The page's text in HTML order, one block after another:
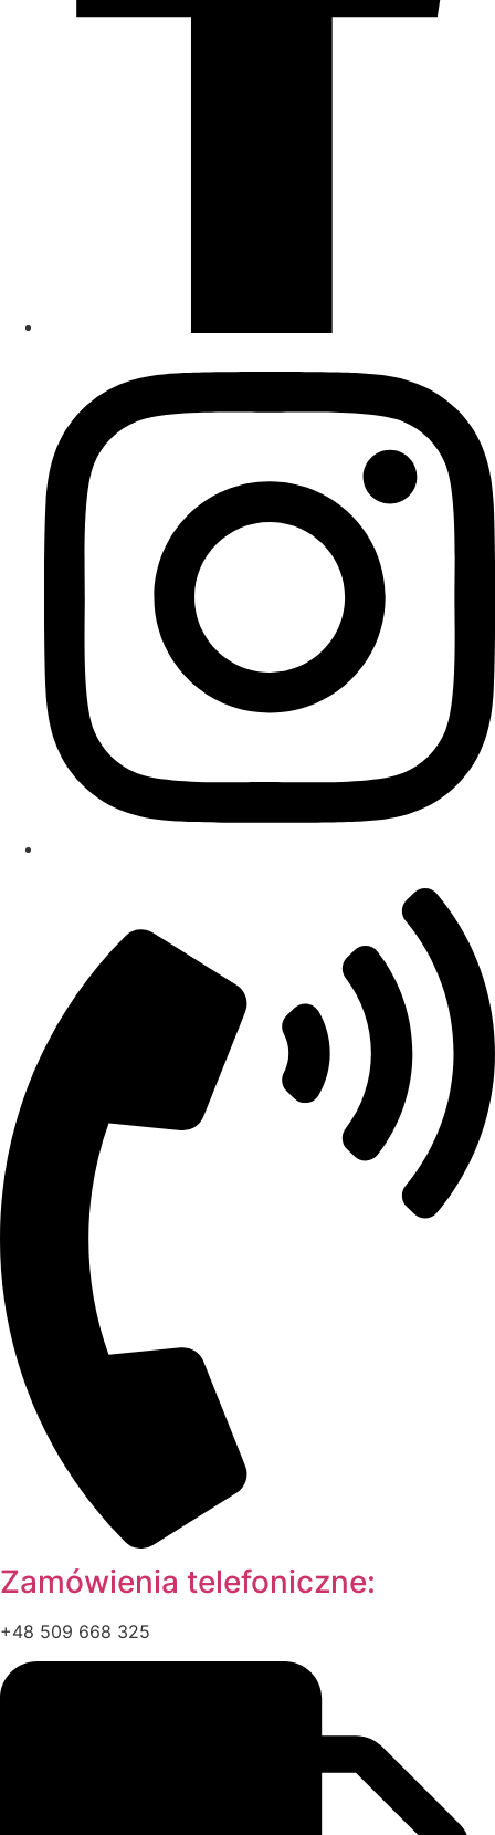
Zamówienia telefoniczne:
+48 509 668 325